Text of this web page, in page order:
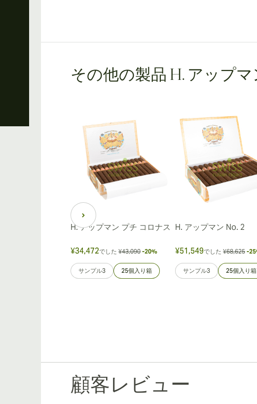
その他の製品 H. アップマ
H. アップマン プチ コロナス
¥34,472でした ¥43,090 -20%
サンプル3 25個入り箱
H. アップマン No. 2
¥51,549でした ¥68,625 -
サンプル3 25個入り箱
顧客レビュー